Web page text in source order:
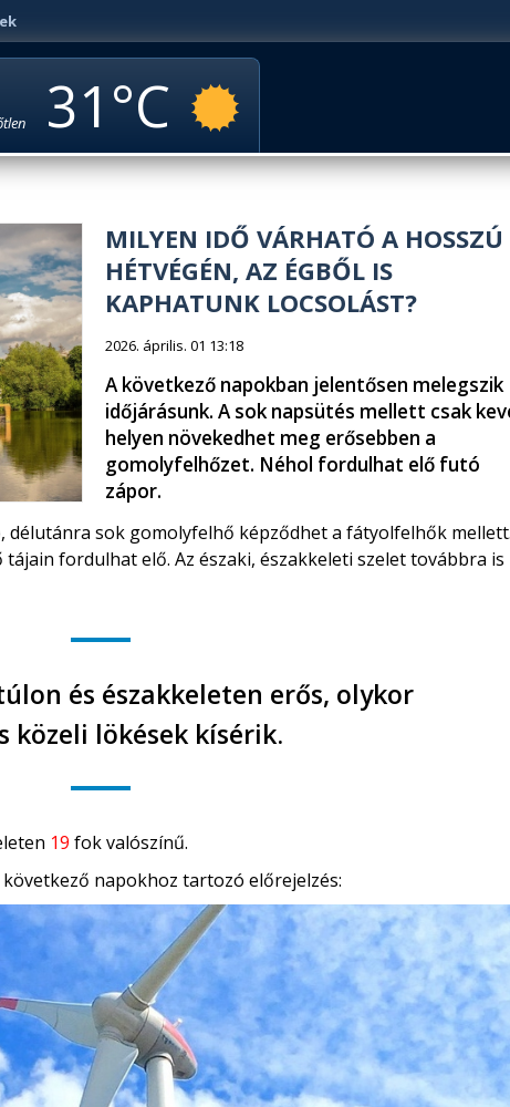
31
MILYEN IDŐ VÁRHATÓ A HOSSZÚ
HÉTVÉGÉN, AZ ÉGBŐL IS
KAPHATUNK LOCSOLÁST?
2026. április. 01 13:18
A következő napokban jelentősen melegszik
időjárásunk. A sok napsütés mellett csak
helyen növekedhet meg erősebben a
gomolyfelhőzet. Néhol fordulhat elő futó
zápor.
sok gomolyfelhő képződhet a fátyolfelhők mellett.
fordulhat elő. Az északi, északkeleti szelet továbbra is
és északkeleten erős, olykor
közeli lökések kísérik.
19 fok valószínű.
napokhoz tartozó előrejelzés: